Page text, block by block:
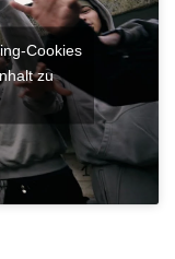
Cookies
zu